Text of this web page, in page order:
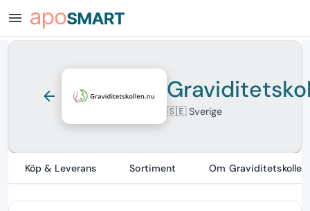
menu
arrow_back
🇸🇪 Sverige
Köp & Leverans Sortiment Om Graviditetskollen